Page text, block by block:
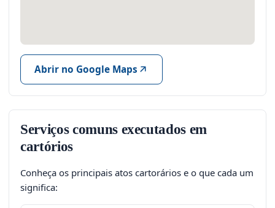
Abrir no Google Maps
Serviços comuns executados em
cartórios
Conheça os principais atos cartorários e o que cada um
significa: